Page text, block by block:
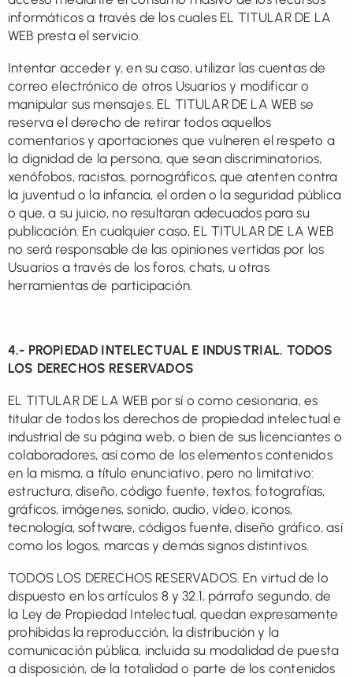
informáticos a través de los cuales EL TITULAR DE LA
WEB presta el servicio.
Intentar acceder y, en su caso, utilizar las cuentas de
correo electrónico de otros Usuarios y modificar o
manipular sus mensajes. EL TITULAR DE LA WEB se
reserva el derecho de retirar todos aquellos
comentariosyaportaciones que vulneren el respeto a
la dignidad de la persona, queseandiscriminatorios,
xenófobos, racistas, pornográficos, que atenten contra
la juventud o la infancia, el orden o la seguridad pública
o que, a su juicio, no resultaran adecuados para su
publicación. En cualquier caso, EL TITULAR DE LA WEB
no será responsable de las opiniones vertidas por los
Usuarios a través de los foros, chats, u otras
herramientas de participación.
4.- PROPIEDAD INTELECTUAL E INDUSTRIAL. TODOS
LOS DERECHOS RESERVADOS
EL TITULAR DE LA WEB por sí o como cesionaria, es
titular de todos los derechos de propiedad intelectual e
industrial de su página web, o bien de sus licenciantes o
colaboradores, así como de los elementos contenidos
en la misma, a título enunciativo, pero no limitativo:
estructura, diseño, código fuente, textos, fotografías,
gráficos, imágenes, sonido, audio, vídeo, iconos,
tecnología, software, códigos fuente, diseño gráfico, así
como los logos, marcas y demás signos distintivos.
TODOS LOS DERECHOS RESERVADOS. En virtud de lo
dispuesto en los artículos 8 y 32.1, párrafo segundo, de
la Ley de Propiedad Intelectual, quedan expresamente
prohibidas la reproducción, la distribución y la
comunicación pública, incluida su modalidad de puesta
a disposición, de la totalidad o parte de los contenidos